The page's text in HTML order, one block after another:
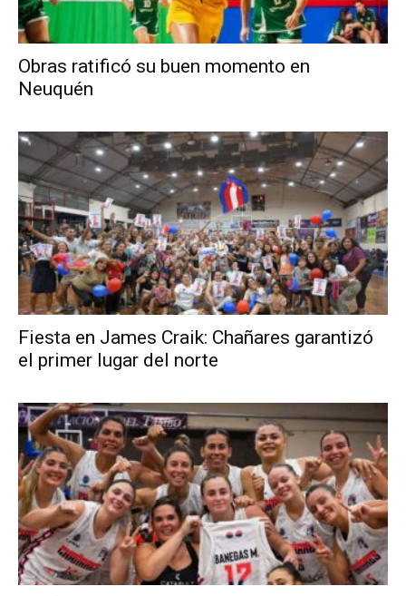
Obras ratificó su buen momento en
Neuquén
Fiesta en James Craik: Chañares garantizó
el primer lugar del norte